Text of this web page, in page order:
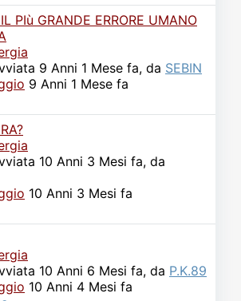
PIù GRANDE ERRORE UMANO
9 Anni 1 Mese fa, da SEBIN
9 Anni 1 Mese fa
10 Anni 3 Mesi fa, da
10 Anni 3 Mesi fa
10 Anni 6 Mesi fa, da P.K.89
10 Anni 4 Mesi fa